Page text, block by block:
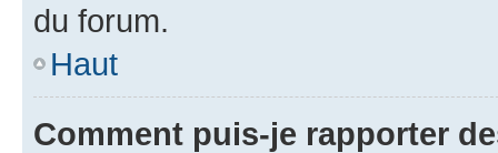
du forum.
Haut
Comment puis-je rapporter